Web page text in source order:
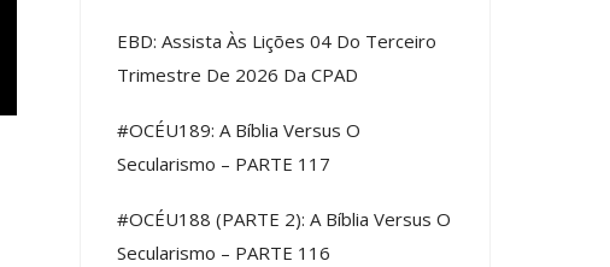
EBD: Assista Às Lições 04 Do Terceiro
Trimestre De 2026 Da CPAD
#OCÉU189: A Bíblia Versus O
Secularismo – PARTE 117
#OCÉU188 (PARTE 2): A Bíblia Versus O
Secularismo – PARTE 116